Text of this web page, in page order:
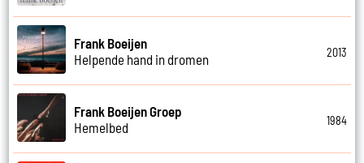
Frank Boeijen
Helpende hand in dromen
2013
Frank Boeijen Groep
Hemelbed
1984